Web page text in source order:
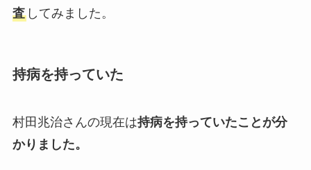
査してみました。
持病を持っていた
村田兆治さんの現在は持病を持っていたことが分
かりました。